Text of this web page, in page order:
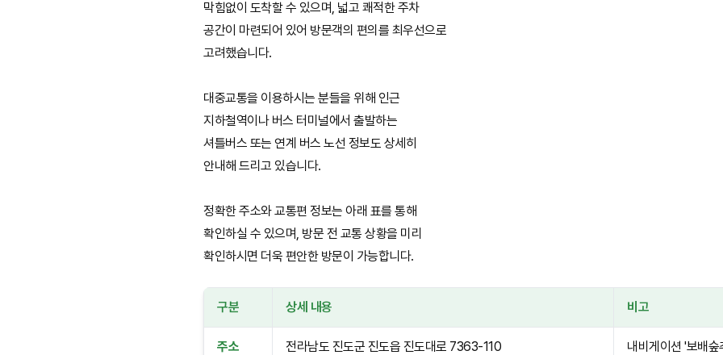
막힘없이 도착할 수 있으며, 넓고 쾌적한 주차
공간이 마련되어 있어 방문객의 편의를 최우선으로
고려했습니다.
대중교통을 이용하시는 분들을 위해 인근
지하철역이나 버스 터미널에서 출발하는
셔틀버스 또는 연계 버스 노선 정보도 상세히
안내해 드리고 있습니다.
정확한 주소와 교통편 정보는 아래 표를 통해
확인하실 수 있으며, 방문 전 교통 상황을 미리
확인하시면 더욱 편안한 방문이 가능합니다.
구분 상세 내용 비고
주소 전라남도 진도군 진도읍 진도대로 7363-110 내비게이션 '보배